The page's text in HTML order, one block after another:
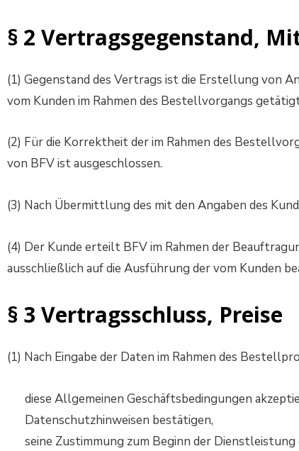
§ 2 Vertragsgegenstand,
(1) Gegenstand des Vertrags ist die Erstellung von
vom Kunden im Rahmen des Bestellvorgangs
(2) Für die Korrektheit der im Rahmen des
von BFV ist ausgeschlossen.
(3) Nach Übermittlung des mit den Angaben des
(4) Der Kunde erteilt BFV im Rahmen der
ausschließlich auf die Ausführung der vom Kunden
§ 3 Vertragsschluss, Preise
(1) Nach Eingabe der Daten im Rahmen des
diese Allgemeinen Geschäftsbedingungen
Datenschutzhinweisen bestätigen,
seine Zustimmung zum Beginn der